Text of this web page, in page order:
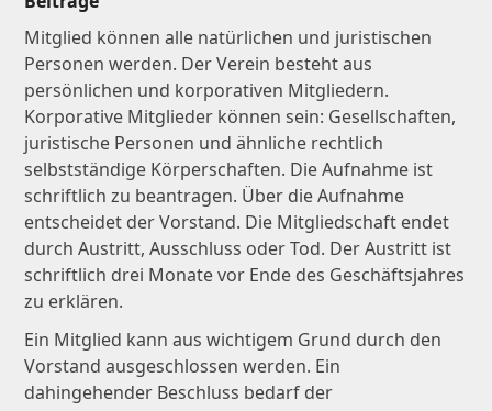
Mitglied können alle natürlichen und juristischen
Personen werden. Der Verein besteht aus
persönlichen und korporativen Mitgliedern.
Korporative Mitglieder können sein: Gesellschaften,
juristische Personen und ähnliche rechtlich
selbstständige Körperschaften. Die Aufnahme ist
schriftlich zu beantragen. Über die Aufnahme
entscheidet der Vorstand. Die Mitgliedschaft endet
durch Austritt, Ausschluss oder Tod. Der Austritt ist
schriftlich drei Monate vor Ende des Geschäftsjahres
zu erklären.
Ein Mitglied kann aus wichtigem Grund durch den
Vorstand ausgeschlossen werden. Ein
dahingehender Beschluss bedarf der